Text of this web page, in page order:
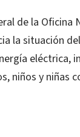
de la Oficina
la situación
eléctrica,
niños y niñas